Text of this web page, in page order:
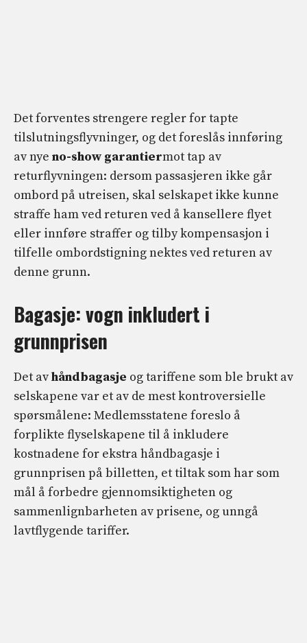
Det forventes strengere regler for tapte
tilslutningsflyvninger, og det foreslås innføring
av nye no-show garantiermot tap av
returflyvningen: dersom passasjeren ikke går
ombord på utreisen, skal selskapet ikke kunne
straffe ham ved returen ved å kansellere flyet
eller innføre straffer og tilby kompensasjon i
tilfelle ombordstigning nektes ved returen av
denne grunn.
Bagasje: vogn inkludert i
grunnprisen
Det avhåndbagasje og tariffene som ble brukt av
selskapene var et av de mest kontroversielle
spørsmålene: Medlemsstatene foreslo å
forplikte flyselskapene til å inkludere
kostnadene for ekstra håndbagasje i
grunnprisen på billetten, et tiltak som har som
mål å forbedre gjennomsiktigheten og
sammenlignbarheten av prisene, og unngå
lavtflygende tariffer.